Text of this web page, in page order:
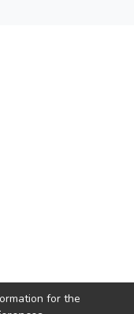
for the